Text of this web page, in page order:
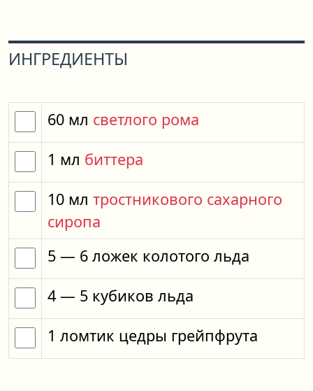
ИНГРЕДИЕНТЫ
60 мл светлого рома
1 мл биттера
10 мл тростникового сахарного
сиропа
5 — 6 ложек колотого льда
4 — 5 кубиков льда
1 ломтик цедры грейпфрута